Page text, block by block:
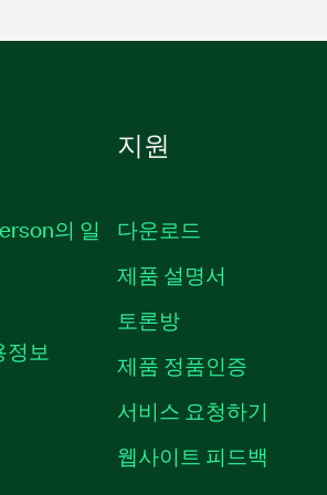
의 일
보
지원
다운로드
제품 설명서
토론방
제품 정품인증
서비스 요청하기
웹사이트 피드백